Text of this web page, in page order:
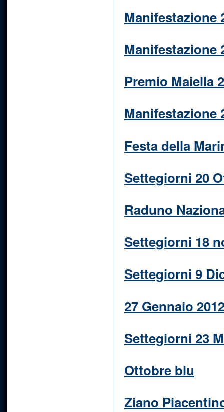
Manifestazione
Manifestazione
Premio Maiella
Manifestazione
Festa della
Settegiorni 20
Raduno
Settegiorni 18
Settegiorni 9
27 Gennaio
Settegiorni 23
Ottobre blu
Ziano